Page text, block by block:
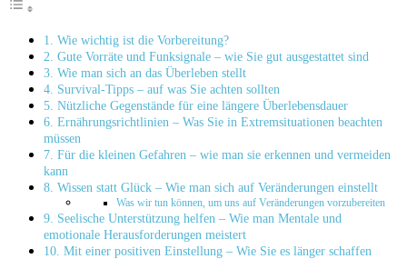
1. Wie wichtig ist die Vorbereitung?
2. Gute Vorräte und Funksignale – wie Sie gut ausgestattet sind
3. Wie man sich an das Überleben stellt
4. Survival-Tipps – auf was Sie achten sollten
5. Nützliche Gegenstände für eine längere Überlebensdauer
6. Ernährungsrichtlinien – Was Sie in Extremsituationen beachten
müssen
7. Für die kleinen Gefahren – wie man sie erkennen und vermeiden
kann
8. Wissen statt Glück – Wie man sich auf Veränderungen einstellt
Was wir tun können, um uns auf Veränderungen vorzubereiten
9. Seelische Unterstützung helfen – Wie man Mentale und
emotionale Herausforderungen meistert
10. Mit einer positiven Einstellung – Wie Sie es länger schaffen